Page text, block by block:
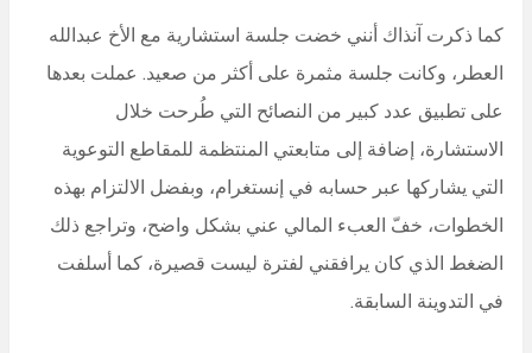
كما ذكرت آنذاك أنني خضت جلسة استشارية مع الأخ عبدالله
العطر، وكانت جلسة مثمرة على أكثر من صعيد. عملت بعدها
على تطبيق عدد كبير من النصائح التي طُرحت خلال
الاستشارة، إضافة إلى متابعتي المنتظمة للمقاطع التوعوية
التي يشاركها عبر حسابه في إنستغرام، وبفضل الالتزام بهذه
الخطوات، خفّ العبء المالي عني بشكل واضح، وتراجع ذلك
الضغط الذي كان يرافقني لفترة ليست قصيرة، كما أسلفت
في التدوينة السابقة.